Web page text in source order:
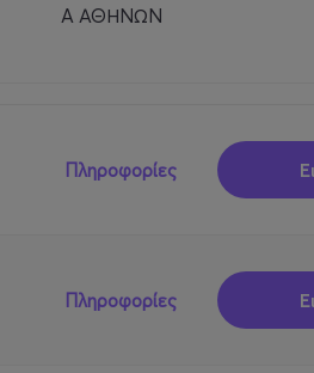
A ΑΘΗΝΩΝ
Πληροφορίες
Πληροφορίες